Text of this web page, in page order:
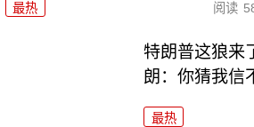
最热 阅读
特朗普这狼来
朗：你猜我信
最热